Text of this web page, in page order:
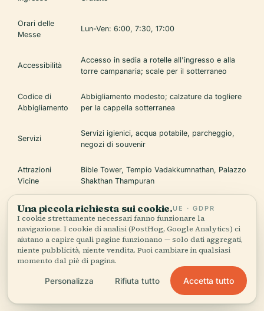
Orari delle
Messe
Lun-Ven: 6:00, 7:30, 17:00
Accessibilità
Accesso in sedia a rotelle all'ingresso e alla
torre campanaria; scale per il sotterraneo
Codice di
Abbigliamento
Abbigliamento modesto; calzature da togliere
per la cappella sotterranea
Servizi
Servizi igienici, acqua potabile, parcheggio,
negozi di souvenir
Attrazioni
Vicine
Bible Tower, Tempio Vadakkumnathan, Palazzo
Shakthan Thampuran
Periodo
Migliore per
Visitare
Ottobre-Marzo; festival di febbraio per
celebrazioni vivaci
Una piccola richiesta sui cookie.UE · GDPR
I cookie strettamente necessari fanno funzionare la
navigazione. I cookie di analisi (PostHog, Google Analytics) ci
aiutano a capire quali pagine funzionano — solo dati aggregati,
niente pubblicità, niente vendita. Puoi cambiare in qualsiasi
momento dal piè di pagina.
Personalizza Rifiuta tutto Accetta tutto